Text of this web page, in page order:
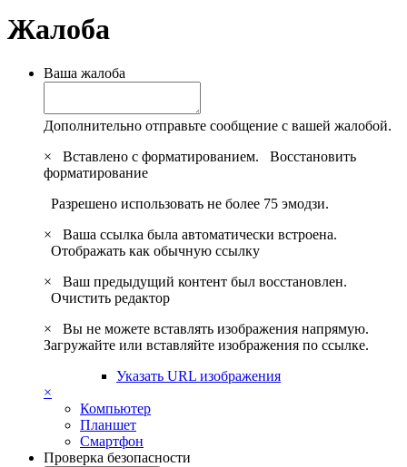
Жалоба
Ваша жалоба
Дополнительно отправьте сообщение с вашей жалобой.
×
Вставлено с форматированием. Восстановить
форматирование
Разрешено использовать не более 75 эмодзи.
×
Ваша ссылка была автоматически встроена.
Отображать как обычную ссылку
×
Ваш предыдущий контент был восстановлен.
Очистить редактор
×
Вы не можете вставлять изображения напрямую.
Загружайте или вставляйте изображения по ссылке.
Указать URL изображения
×
Компьютер
Планшет
Смартфон
Проверка безопасности